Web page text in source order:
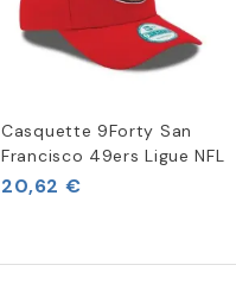
Casquette 9Forty San
Francisco 49ers Ligue NFL
20,62 €